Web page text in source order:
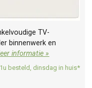
TV-
binnenwerk en
informatie »
besteld, dinsdag in huis*